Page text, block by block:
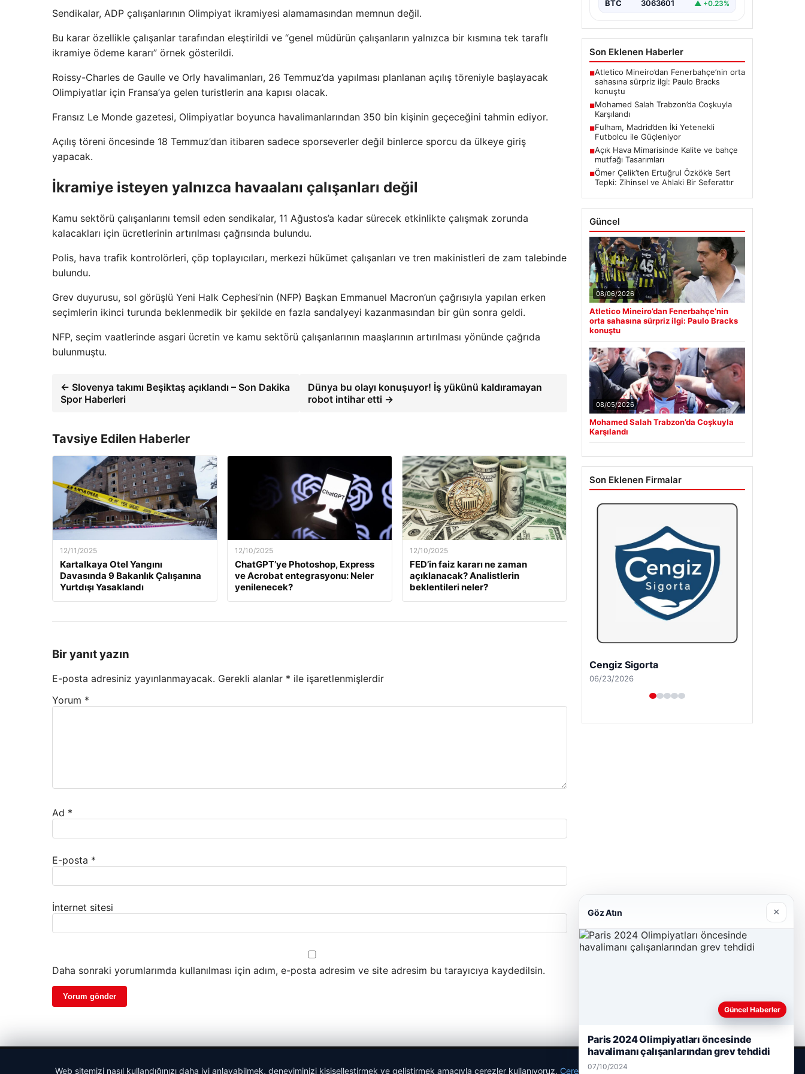
Sendikalar, ADP çalışanlarının Olimpiyat ikramiyesi alamamasından memnun değil.
Bu karar özellikle çalışanlar tarafından eleştirildi ve “genel müdürün çalışanların yalnızca bir kısmına tek taraflı
ikramiye ödeme kararı” örnek gösterildi.
Roissy-Charles de Gaulle ve Orly havalimanları, 26 Temmuz’da yapılması planlanan açılış töreniyle başlayacak
Olimpiyatlar için Fransa’ya gelen turistlerin ana kapısı olacak.
Fransız Le Monde gazetesi, Olimpiyatlar boyunca havalimanlarından 350 bin kişinin geçeceğini tahmin ediyor.
Açılış töreni öncesinde 18 Temmuz’dan itibaren sadece sporseverler değil binlerce sporcu da ülkeye giriş
yapacak.
İkramiye isteyen yalnızca havaalanı çalışanları değil
Kamu sektörü çalışanlarını temsil eden sendikalar, 11 Ağustos’a kadar sürecek etkinlikte çalışmak zorunda
kalacakları için ücretlerinin artırılması çağrısında bulundu.
Polis, hava trafik kontrolörleri, çöp toplayıcıları, merkezi hükümet çalışanları ve tren makinistleri de zam talebinde
bulundu.
Grev duyurusu, sol görüşlü Yeni Halk Cephesi’nin (NFP) Başkan Emmanuel Macron’un çağrısıyla yapılan erken
seçimlerin ikinci turunda beklenmedik bir şekilde en fazla sandalyeyi kazanmasından bir gün sonra geldi.
NFP, seçim vaatlerinde asgari ücretin ve kamu sektörü çalışanlarının maaşlarının artırılması yönünde çağrıda
bulunmuştu.
← Slovenya takımı Beşiktaş açıklandı – Son Dakika
Spor Haberleri
Dünya bu olayı konuşuyor! İş yükünü kaldıramayan
robot intihar etti →
Tavsiye Edilen Haberler
12/11/2025
Kartalkaya Otel Yangını
Davasında 9 Bakanlık Çalışanına
Yurtdışı Yasaklandı
12/10/2025
ChatGPT’ye Photoshop, Express
ve Acrobat entegrasyonu: Neler
yenilenecek?
12/10/2025
FED’in faiz kararı ne zaman
açıklanacak? Analistlerin
beklentileri neler?
Bir yanıt yazın
E-posta adresiniz yayınlanmayacak. Gerekli alanlar * ile işaretlenmişlerdir
Yorum *
Ad *
E-posta *
İnternet sitesi
Daha sonraki yorumlarımda kullanılması için adım, e-posta adresim ve site adresim bu tarayıcıya kaydedilsin.
BTC 3063601 ▲ +0.23%
Son Eklenen Haberler
■Atletico Mineiro’dan Fenerbahçe’nin orta
sahasına sürpriz ilgi: Paulo Bracks
konuştu
■Mohamed Salah Trabzon’da Coşkuyla
Karşılandı
■Fulham, Madrid’den İki Yetenekli
Futbolcu ile Güçleniyor
■Açık Hava Mimarisinde Kalite ve bahçe
mutfağı Tasarımları
■Ömer Çelik’ten Ertuğrul Özkök’e Sert
Tepki: Zihinsel ve Ahlaki Bir Seferattır
Güncel
08/06/2026
Atletico Mineiro’dan Fenerbahçe’nin
orta sahasına sürpriz ilgi: Paulo Bracks
konuştu
08/05/2026
Mohamed Salah Trabzon’da Coşkuyla
Karşılandı
Son Eklenen Firmalar
Cengiz Sigorta
06/23/2026
Web sitemizi nasıl kullandığınızı daha iyi anlayabilmek, deneyiminizi kişiselleştirmek ve geliştirmek amacıyla çerezler kullanıyoruz. Çerez Politikamız
Göz Atın ×
Güncel Haberler
Paris 2024 Olimpiyatları öncesinde
havalimanı çalışanlarından grev tehdidi
07/10/2024